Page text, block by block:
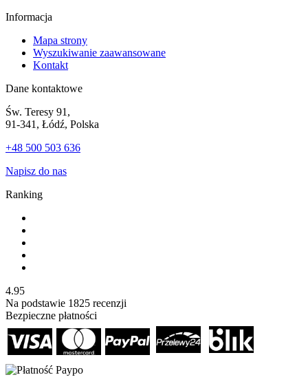
Informacja
Mapa strony
Wyszukiwanie zaawansowane
Kontakt
Dane kontaktowe
Św. Teresy 91,
91-341, Łódź, Polska
+48 500 503 636
Napisz do nas
Ranking
4.95
Na podstawie 1825 recenzji
Bezpieczne płatności